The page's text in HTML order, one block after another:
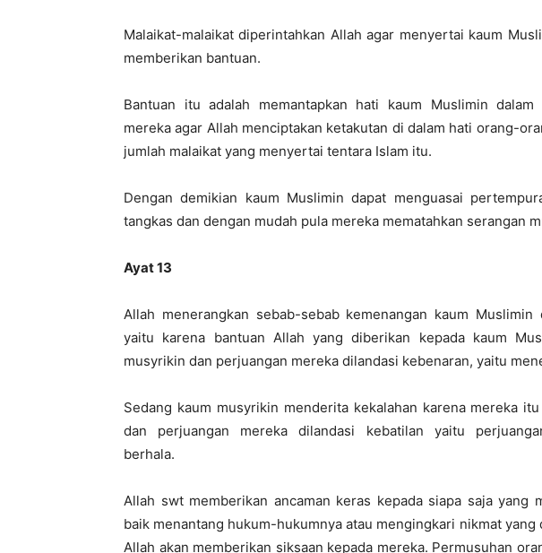
Malaikat-malaikat diperintahkan Allah agar menyertai kaum
memberikan bantuan.
Bantuan itu adalah memantapkan hati kaum Muslimin dalam
mereka agar Allah menciptakan ketakutan di dalam hati orang-
jumlah malaikat yang menyertai tentara Islam itu.
Dengan demikian kaum Muslimin dapat menguasai
tangkas dan dengan mudah pula mereka mematahkan serangan
Ayat 13
Allah menerangkan sebab-sebab kemenangan kaum
yaitu karena bantuan Allah yang diberikan kepada kaum
musyrikin dan perjuangan mereka dilandasi kebenaran, yaitu
Sedang kaum musyrikin menderita kekalahan karena mereka
dan perjuangan mereka dilandasi kebatilan yaitu
berhala.
Allah swt memberikan ancaman keras kepada siapa saja yang
baik menantang hukum-hukumnya atau mengingkari nikmat
Allah akan memberikan siksaan kepada mereka. Permusuhan